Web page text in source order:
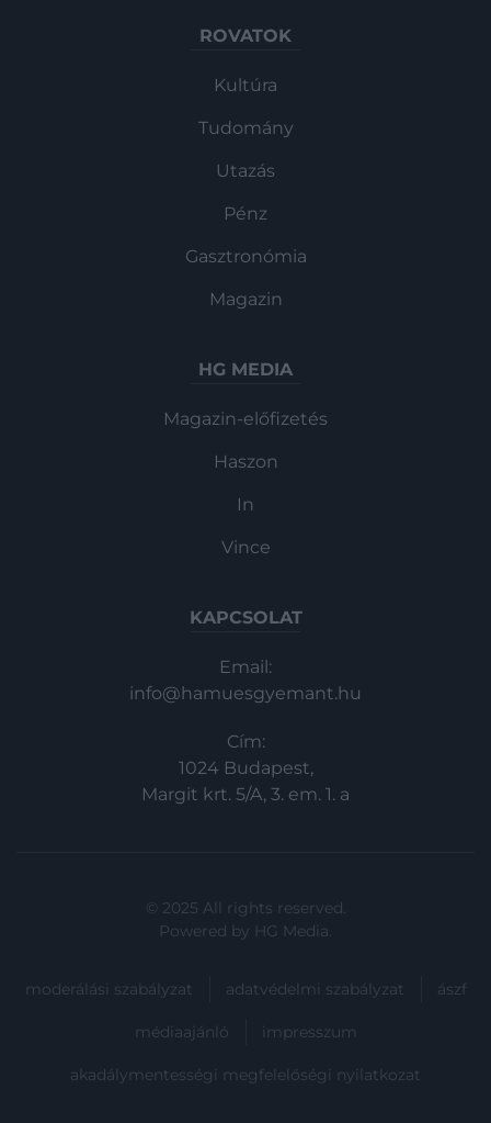
ROVATOK
Kultúra
Tudomány
Utazás
Pénz
Gasztronómia
Magazin
HG MEDIA
Magazin-előfizetés
Haszon
In
Vince
KAPCSOLAT
Email:
info@hamuesgyemant.hu
Cím:
1024 Budapest,
Margit krt. 5/A, 3. em. 1. a
© 2025 All rights reserved.
Powered by HG Media.
moderálási szabályzat adatvédelmi szabályzat ászf
médiaajánló impresszum
akadálymentességi megfelelőségi nyilatkozat